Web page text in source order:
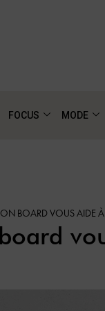
FOCUS MODE
BOARD VOUS AIDE À